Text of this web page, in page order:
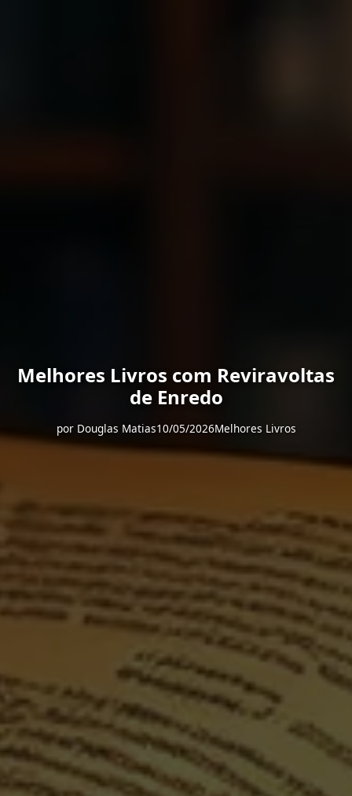
Melhores Livros com Reviravoltas
de Enredo
por Douglas Matias10/05/2026Melhores Livros